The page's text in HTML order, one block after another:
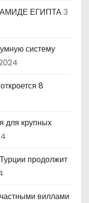
ЕГИПТА3
систему
8
для крупных
продолжит
виллами